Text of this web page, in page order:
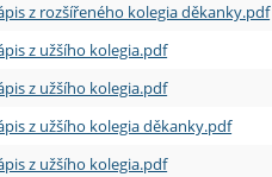
z rozšířeného kolegia děkanky.pdf
z užšího kolegia.pdf
z užšího kolegia.pdf
z užšího kolegia děkanky.pdf
z užšího kolegia.pdf